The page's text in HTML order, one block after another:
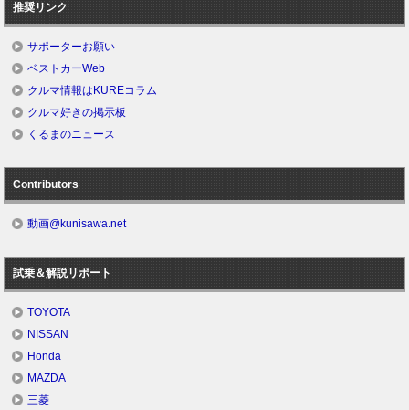
推奨リンク
サポーターお願い
ベストカーWeb
クルマ情報はKUREコラム
クルマ好きの掲示板
くるまのニュース
Contributors
動画@kunisawa.net
試乗＆解説リポート
TOYOTA
NISSAN
Honda
MAZDA
三菱